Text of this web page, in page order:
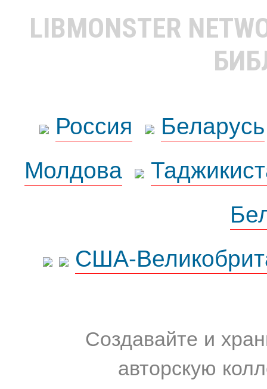
LIBMONSTER
Россия
Беларусь
Молдова
США-
Создавайте и
авторскую